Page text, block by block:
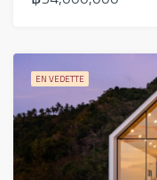
EN VEDETTE